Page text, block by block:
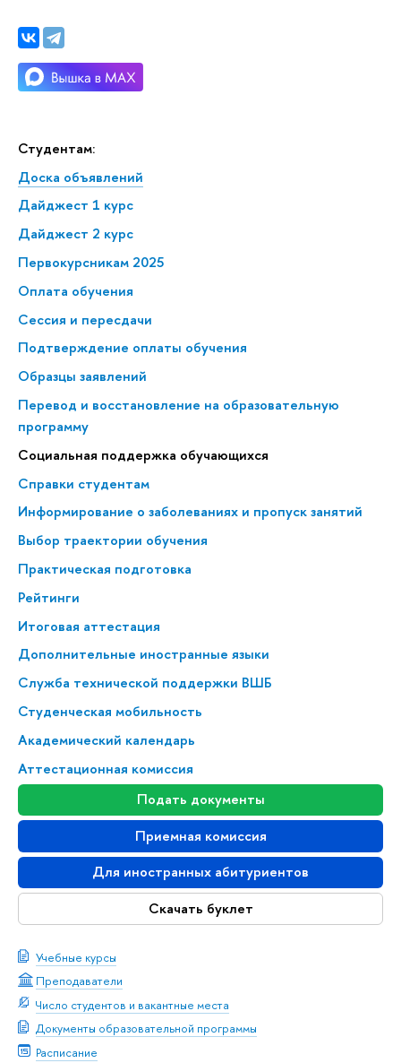
Студентам:
Доска объявлений
Дайджест 1 курс
Дайджест 2 курс
Первокурсникам 2025
Оплата обучения
Сессия и пересдачи
Подтверждение оплаты обучения
Образцы заявлений
Перевод и восстановление на образовательную
программу
Социальная поддержка обучающихся
Справки студентам
Информирование о заболеваниях и пропуск занятий
Выбор траектории обучения
Практическая подготовка
Рейтинги
Итоговая аттестация
Дополнительные иностранные языки
Служба технической поддержки ВШБ
Студенческая мобильность
Академический календарь
Аттестационная комиссия
Подать документы
Приемная комиссия
Для иностранных абитуриентов
Скачать буклет
Учебные курсы
Преподаватели
Число студентов и вакантные места
Документы образовательной программы
Расписание